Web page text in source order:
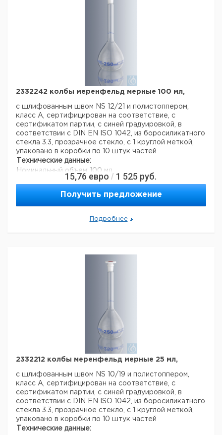
2332242 колбы меренфельд мерные 100 мл,
с шлифованным швом NS 12/21 и полистоппером,
класс A, сертифицирован на соответствие, с
сертификатом партии, с синей градуировкой, в
соответствии с DIN EN ISO 1042, из боросиликатного
стекла 3.3, прозрачное стекло, с 1 круглой меткой,
упаковано в коробки по 10 штук частей
Технические данные:
Номинальный объем: 100 мл
NS 12/21
Материал:
Боросиликатное стекло 3.3
Кристально чистый
4250317305787
15,76 евро / 1 525 руб.
Получить предложение
Подробнее
2332212 колбы меренфельд мерные 25 мл,
с шлифованным швом NS 10/19 и полистоппером,
класс A, сертифицирован на соответствие, с
сертификатом партии, с синей градуировкой, в
соответствии с DIN EN ISO 1042, из боросиликатного
стекла 3.3, прозрачное стекло, с 1 круглой меткой,
упаковано в коробки по 10 штук частей
Технические данные: